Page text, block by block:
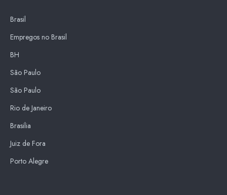
Brasil
Empregos no Brasil
BH
São Paulo
São Paulo
Rio de Janeiro
Brasilia
Juiz de Fora
Porto Alegre